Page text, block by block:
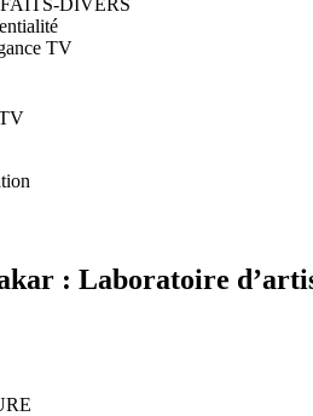
FAITS-DIVERS
TV
: Laboratoire